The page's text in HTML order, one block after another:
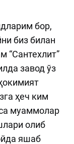
бор,
биз билан
“Сантехлит”
завод ўз
ҳеч ким
муаммолар
олиб
яшаб